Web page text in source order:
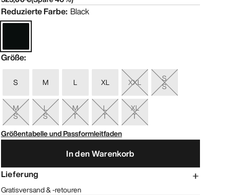
Reduzierte Farbe: Black
Größe:
S M L XL XXL S
S
M
S
L
S
M
T
L
T
XL
T
Größentabelle und Passformleitfaden
In den Warenkorb
Lieferung
Gratisversand & -retouren